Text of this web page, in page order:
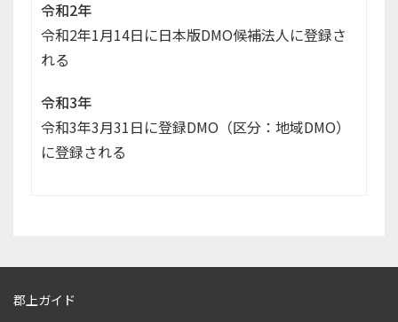
令和2年
令和2年1月14日に日本版DMO候補法人に登録さ
れる
令和3年
令和3年3月31日に登録DMO（区分：地域DMO）
に登録される
郡上ガイド